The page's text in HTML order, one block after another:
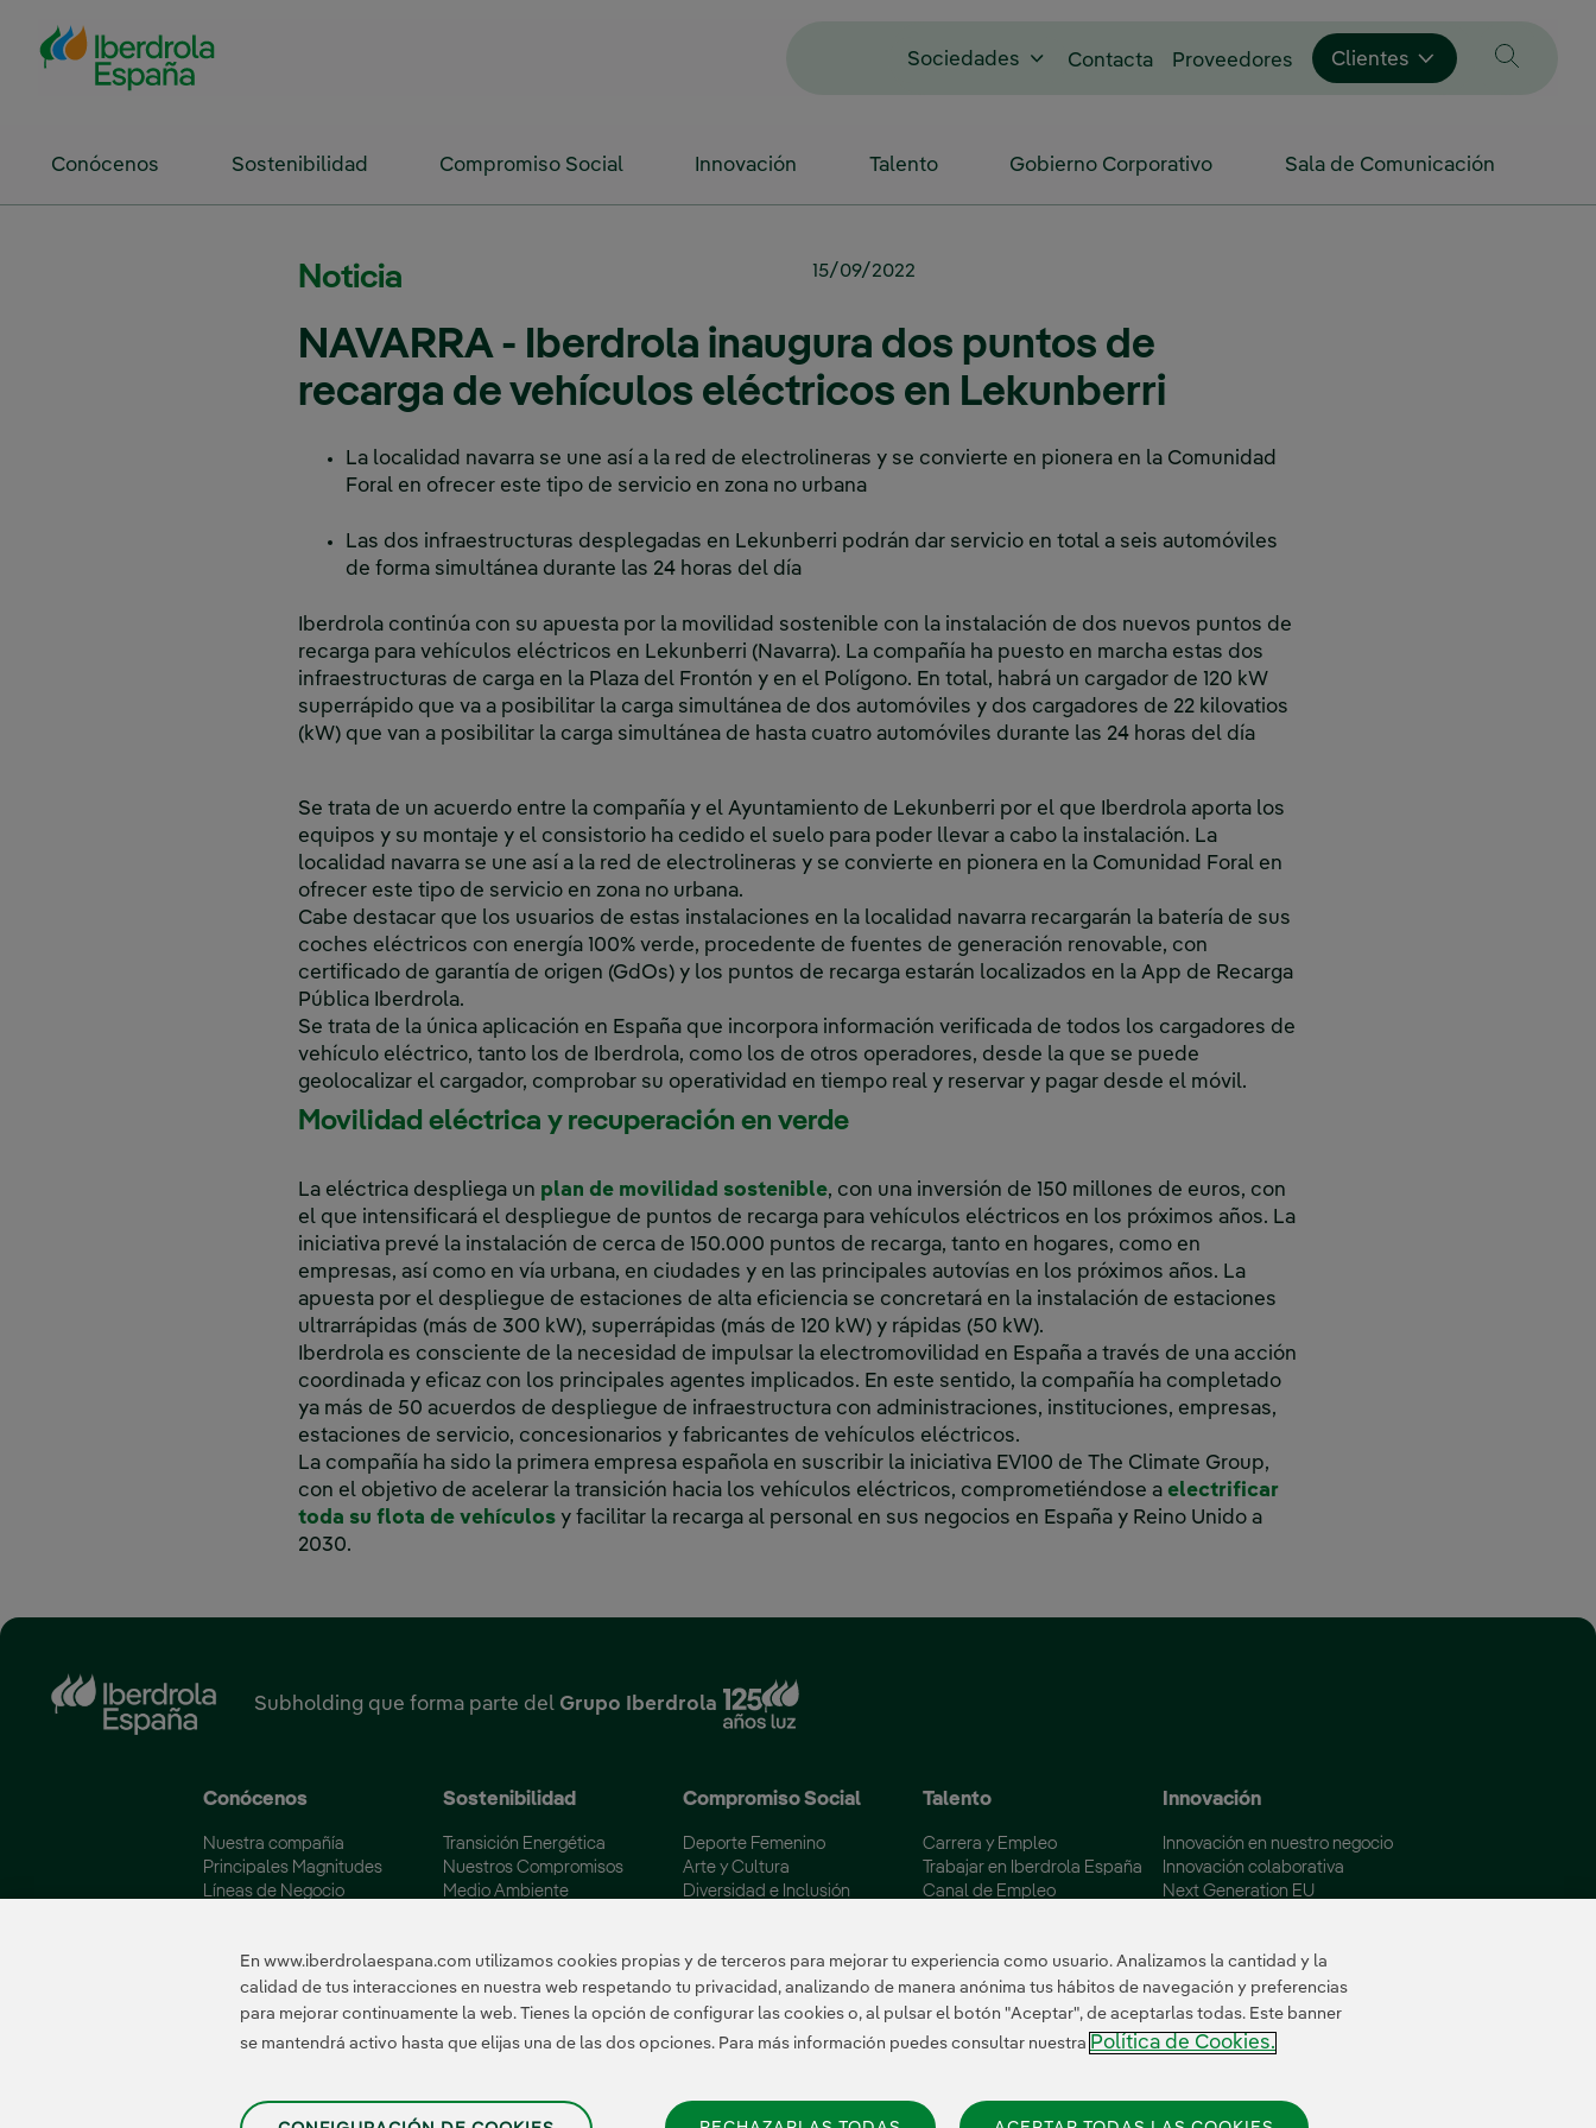
Saltar al contenido principal
Sociedades Contacta ProveedoresEnlace externo, se abre en
Clientes
Conócenos Sostenibilidad Compromiso Social Innovación Talento Gobierno Corporativo Sala de Comunicación
Noticia 15/09/2022
NAVARRA - Iberdrola inaugura dos puntos de
recarga de vehículos eléctricos en Lekunberri
La localidad navarra se une así a la red de electrolineras y se convierte en pionera en la Comunidad
Foral en ofrecer este tipo de servicio en zona no urbana
Las dos infraestructuras desplegadas en Lekunberri podrán dar servicio en total a seis automóviles
de forma simultánea durante las 24 horas del día
Iberdrola continúa con su apuesta por la movilidad sostenible con la instalación de dos nuevos puntos de
recarga para vehículos eléctricos en Lekunberri (Navarra). La compañía ha puesto en marcha estas dos
infraestructuras de carga en la Plaza del Frontón y en el Polígono. En total, habrá un cargador de 120 kW
superrápido que va a posibilitar la carga simultánea de dos automóviles y dos cargadores de 22 kilovatios
(kW) que van a posibilitar la carga simultánea de hasta cuatro automóviles durante las 24 horas del día
Se trata de un acuerdo entre la compañía y el Ayuntamiento de Lekunberri por el que Iberdrola aporta los
equipos y su montaje y el consistorio ha cedido el suelo para poder llevar a cabo la instalación. La
localidad navarra se une así a la red de electrolineras y se convierte en pionera en la Comunidad Foral en
ofrecer este tipo de servicio en zona no urbana.
Cabe destacar que los usuarios de estas instalaciones en la localidad navarra recargarán la batería de sus
coches eléctricos con energía 100% verde, procedente de fuentes de generación renovable, con
certificado de garantía de origen (GdOs) y los puntos de recarga estarán localizados en la App de Recarga
Pública Iberdrola.
Se trata de la única aplicación en España que incorpora información verificada de todos los cargadores de
vehículo eléctrico, tanto los de Iberdrola, como los de otros operadores, desde la que se puede
geolocalizar el cargador, comprobar su operatividad en tiempo real y reservar y pagar desde el móvil.
Movilidad eléctrica y recuperación en verde
La eléctrica despliega un plan de movilidad sostenible, con una inversión de 150 millones de euros, con
el que intensificará el despliegue de puntos de recarga para vehículos eléctricos en los próximos años. La
iniciativa prevé la instalación de cerca de 150.000 puntos de recarga, tanto en hogares, como en
empresas, así como en vía urbana, en ciudades y en las principales autovías en los próximos años. La
apuesta por el despliegue de estaciones de alta eficiencia se concretará en la instalación de estaciones
ultrarrápidas (más de 300 kW), superrápidas (más de 120 kW) y rápidas (50 kW).
Iberdrola es consciente de la necesidad de impulsar la electromovilidad en España a través de una acción
coordinada y eficaz con los principales agentes implicados. En este sentido, la compañía ha completado
ya más de 50 acuerdos de despliegue de infraestructura con administraciones, instituciones, empresas,
estaciones de servicio, concesionarios y fabricantes de vehículos eléctricos.
La compañía ha sido la primera empresa española en suscribir la iniciativa EV100 de The Climate Group,
con el objetivo de acelerar la transición hacia los vehículos eléctricos, comprometiéndose a electrificar
toda su flota de vehículos y facilitar la recarga al personal en sus negocios en España y Reino Unido a
2030.
Subholding que forma parte del Grupo Iberdrola Enlace externo, se abre en ventana nueva.
Conócenos
Nuestra compañía
Principales Magnitudes
Líneas de Negocio
Sostenibilidad
Transición Energética
Nuestros Compromisos
Medio Ambiente
Compromiso Social
Deporte Femenino
Arte y Cultura
Diversidad e Inclusión
Talento
Carrera y Empleo
Trabajar en Iberdrola España
Canal de Empleo
Innovación
Innovación en nuestro negocio
Innovación colaborativa
Next Generation EU
En www.iberdrolaespana.com utilizamos cookies propias y de terceros para mejorar tu experiencia como usuario. Analizamos la cantidad y la
calidad de tus interacciones en nuestra web respetando tu privacidad, analizando de manera anónima tus hábitos de navegación y preferencias
para mejorar continuamente la web. Tienes la opción de configurar las cookies o, al pulsar el botón "Aceptar", de aceptarlas todas. Este banner
se mantendrá activo hasta que elijas una de las dos opciones. Para más información puedes consultar nuestra Política de Cookies.